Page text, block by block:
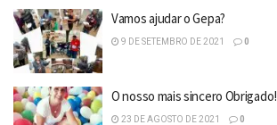
Vamos ajudar o Gepa?
9 DE SETEMBRO DE 2021 0
O nosso mais sincero Obrigado!
23 DE AGOSTO DE 2021 0